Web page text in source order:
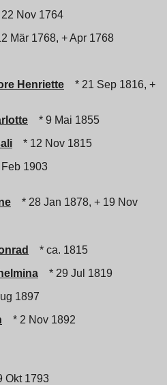
Nov 1764
Mär 1768, + Apr 1768
Henriette
* 21 Sep 1816, +
* 9 Mai 1855
* 12 Nov 1815
1903
* 28 Jan 1878, + 19 Nov
* ca. 1815
* 29 Jul 1819
1897
* 2 Nov 1892
Okt 1793